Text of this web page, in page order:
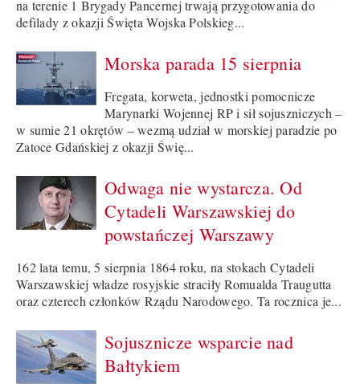
na terenie 1 Brygady Pancernej trwają przygotowania do
defilady z okazji Święta Wojska Polskieg...
Morska parada 15 sierpnia
Fregata, korweta, jednostki pomocnicze
Marynarki Wojennej RP i sił sojuszniczych –
w sumie 21 okrętów – wezmą udział w morskiej paradzie po
Zatoce Gdańskiej z okazji Świę...
Odwaga nie wystarcza. Od
Cytadeli Warszawskiej do
powstańczej Warszawy
162 lata temu, 5 sierpnia 1864 roku, na stokach Cytadeli
Warszawskiej władze rosyjskie straciły Romualda Traugutta
oraz czterech członków Rządu Narodowego. Ta rocznica je...
Sojusznicze wsparcie nad
Bałtykiem